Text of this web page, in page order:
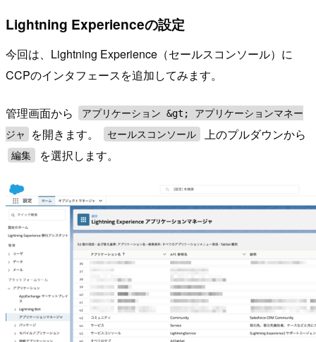
Lightning Experienceの設定
今回は、Lightning Experience（セールスコンソール）に
CCPのインタフェースを追加してみます。
管理画面から
アプリケーション &gt; アプリケーションマネー
ジャ
を開きます。 セールスコンソール 上のプルダウンから
編集 を選択します。